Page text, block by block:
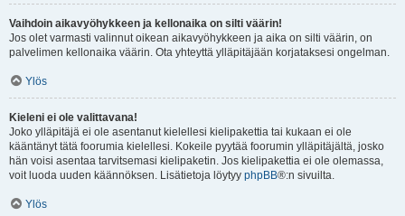
Vaihdoin aikavyöhykkeen ja kellonaika on silti väärin!
Jos olet varmasti valinnut oikean aikavyöhykkeen ja aika on silti väärin, on
palvelimen kellonaika väärin. Ota yhteyttä ylläpitäjään korjataksesi ongelman.
Ylös
Kieleni ei ole valittavana!
Joko ylläpitäjä ei ole asentanut kielellesi kielipakettia tai kukaan ei ole
kääntänyt tätä foorumia kielellesi. Kokeile pyytää foorumin ylläpitäjältä, josko
hän voisi asentaa tarvitsemasi kielipaketin. Jos kielipakettia ei ole olemassa,
voit luoda uuden käännöksen. Lisätietoja löytyy phpBB®:n sivuilta.
Ylös